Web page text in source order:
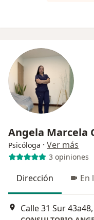
Angela Marcela
Psicóloga · Ver más
3 opiniones
Dirección En
Calle 31 Sur